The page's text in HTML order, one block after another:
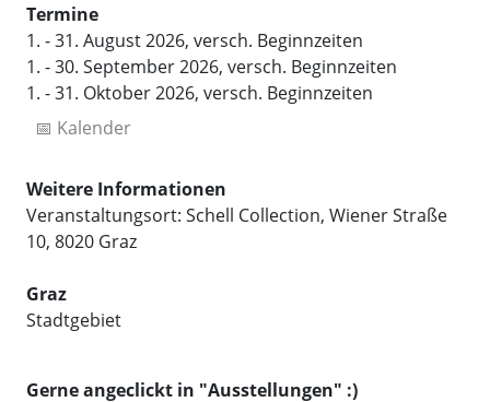
Termine
1. - 31. August 2026, versch. Beginnzeiten
1. - 30. September 2026, versch. Beginnzeiten
1. - 31. Oktober 2026, versch. Beginnzeiten
📅 Kalender
Weitere Informationen
Veranstaltungsort: Schell Collection, Wiener Straße
10, 8020 Graz
Graz
Stadtgebiet
Gerne angeclickt in "Ausstellungen" :)